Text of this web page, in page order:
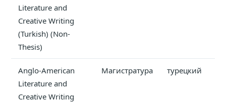
Literature and
Creative Writing
(Turkish) (Non-
Thesis)
Anglo-American
Literature and
Creative Writing
Магистратура турецкий